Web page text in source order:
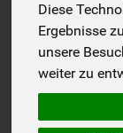
Diese
Ergebnisse
unsere
weiter zu